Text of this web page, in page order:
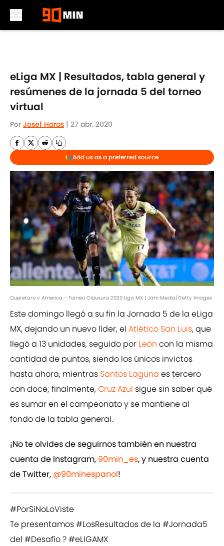
eLiga MX | Resultados, tabla general y
resúmenes de la jornada 5 del torneo
virtual
Por Josef Haras | 27 abr. 2020
Add us as a preferred source
Queretaro v America - Torneo Clausura 2020 Liga MX | Jam Media/Getty Images
Este domingo llegó a su fin la Jornada 5 de la eLiga
MX, dejando un nuevo líder, el Atlético San Luis, que
llegó a 13 unidades, seguido por León con la misma
cantidad de puntos, siendo los únicos invictos
hasta ahora, mientras Santos Laguna es tercero
con doce; finalmente,Cruz Azul sigue sin saber qué
es sumar en el campeonato y se mantiene al
fondo de la tabla general.
¡No te olvides de seguirnos también en nuestra
cuenta de Instagram, 90min_es, y nuestra cuenta
de Twitter, @90minespanol!
#PorSiNoLoViste
Te presentamos#LosResultadosde la #Jornada5
del #Desafío?#eLIGAMX